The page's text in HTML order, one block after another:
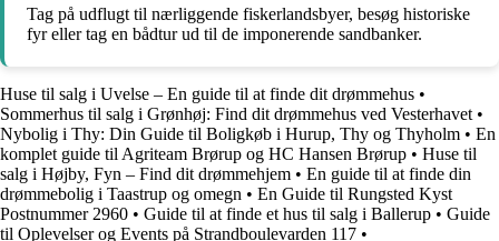
Tag på udflugt til nærliggende fiskerlandsbyer, besøg historiske
fyr eller tag en bådtur ud til de imponerende sandbanker.
Huse til salg i Uvelse – En guide til at finde dit drømmehus •
Sommerhus til salg i Grønhøj: Find dit drømmehus ved Vesterhavet •
Nybolig i Thy: Din Guide til Boligkøb i Hurup, Thy og Thyholm • En
komplet guide til Agriteam Brørup og HC Hansen Brørup • Huse til
salg i Højby, Fyn – Find dit drømmehjem • En guide til at finde din
drømmebolig i Taastrup og omegn • En Guide til Rungsted Kyst
Postnummer 2960 • Guide til at finde et hus til salg i Ballerup • Guide
til Oplevelser og Events på Strandboulevarden 117 •